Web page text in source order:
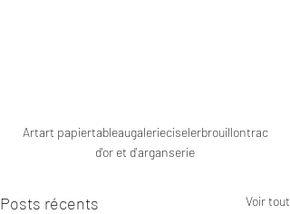
Artart papiertableaugalerieciselerbrouillontrac
d'or et d'arganserie
Posts récents Voir tout